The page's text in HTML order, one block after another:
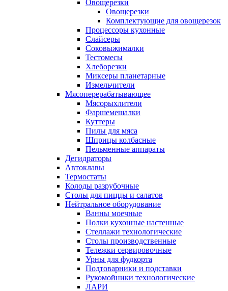
Овощерезки
Овощерезки
Комплектующие для овощерезок
Процессоры кухонные
Слайсеры
Соковыжималки
Тестомесы
Хлеборезки
Миксеры планетарные
Измельчители
Мясоперерабатывающее
Мясорыхлители
Фаршемешалки
Куттеры
Пилы для мяса
Шприцы колбасные
Пельменные аппараты
Дегидраторы
Автоклавы
Термостаты
Колоды разрубочные
Столы для пиццы и салатов
Нейтральное оборудование
Ванны моечные
Полки кухонные настенные
Стеллажи технологические
Столы производственные
Тележки сервировочные
Урны для фудкорта
Подтоварники и подставки
Рукомойники технологические
ЛАРИ